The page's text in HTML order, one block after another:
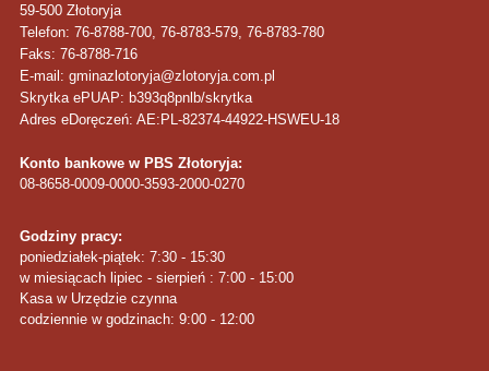
59-500 Złotoryja
Telefon: 76-8788-700, 76-8783-579, 76-8783-780
Faks: 76-8788-716
E-mail: gminazlotoryja@zlotoryja.com.pl
Skrytka ePUAP: b393q8pnlb/skrytka
Adres eDoręczeń: AE:PL-82374-44922-HSWEU-18
Konto bankowe w PBS Złotoryja:
08-8658-0009-0000-3593-2000-0270
Godziny pracy:
poniedziałek-piątek: 7:30 - 15:30
w miesiącach lipiec - sierpień : 7:00 - 15:00
Kasa w Urzędzie czynna
codziennie w godzinach: 9:00 - 12:00